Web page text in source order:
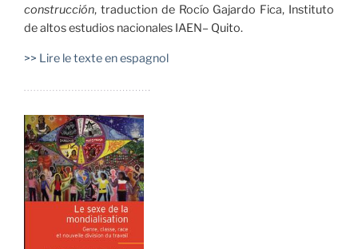
construcción, traduction de Rocío Gajardo Fica, Instituto
de altos estudios nacionales IAEN– Quito.
>> Lire le texte en espagnol